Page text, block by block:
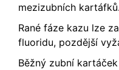
mezizubních kartáfků.
Rané fáze kazu lze
fluoridu, pozdější
Běžný zubní